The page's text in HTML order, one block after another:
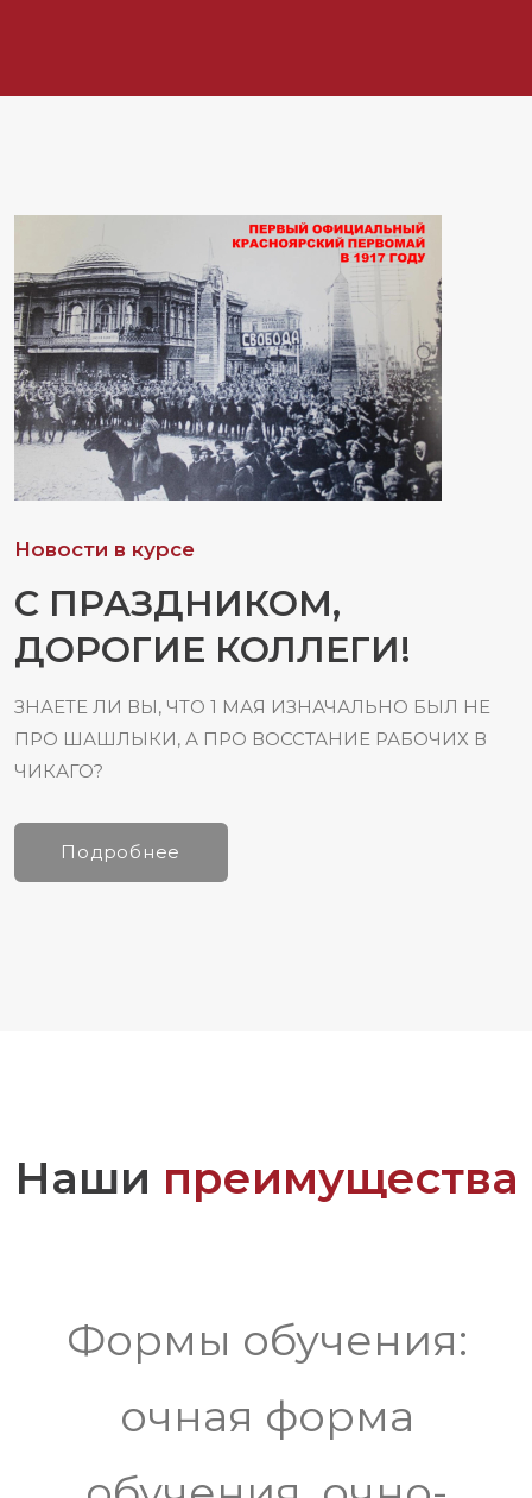
Новости в курсе
С ПРАЗДНИКОМ,
ДОРОГИЕ КОЛЛЕГИ!
ЗНАЕТЕ ЛИ ВЫ, ЧТО 1 МАЯ ИЗНАЧАЛЬНО БЫЛ НЕ
ПРО ШАШЛЫКИ, А ПРО ВОССТАНИЕ РАБОЧИХ В
ЧИКАГО?
Подробнее
Наши преимущества
Формы обучения:
очная форма